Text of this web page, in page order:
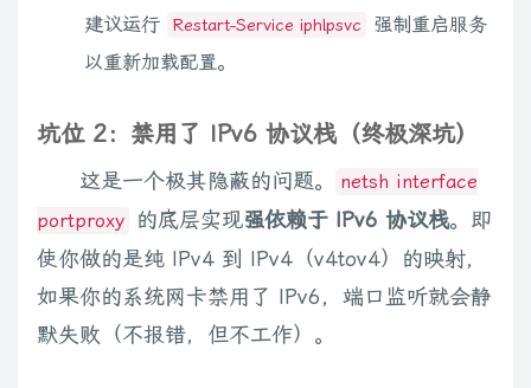
建议运行
Restart-Service iphlpsvc
强制重启服务
以重新加载配置。
坑位 2：禁用了 IPv6 协议栈（终极深坑）
这是一个极其隐蔽的问题。
netsh interface
portproxy
的底层实现强依赖于 IPv6 协议栈。即
使你做的是纯 IPv4 到 IPv4（v4tov4）的映射，
如果你的系统网卡禁用了 IPv6，端口监听就会静
默失败（不报错，但不工作）。